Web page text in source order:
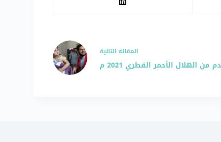
المقالة التالية
الهلال الأحمر القطري 2021 م